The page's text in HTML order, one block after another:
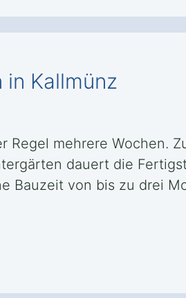
Kallmünz
Regel mehrere Wochen.
dauert die
Bauzeit von bis zu drei